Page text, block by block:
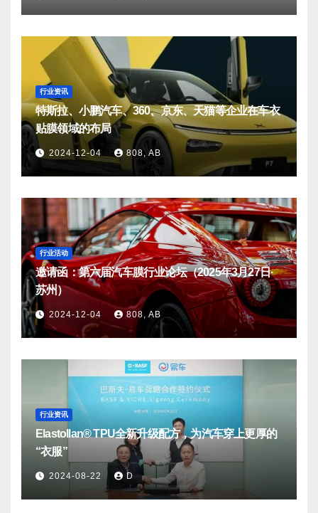
行业资讯
特斯拉、小鹏汽车、360、京东、天猫等企业在车衣
贴膜领域的布局
2024-12-04 808, AB
行业活动
邀请函：第六届汽车膜行业论坛（2025年3月27日·
苏州）
2024-12-04 808, AB
行业资讯
Elastollan® TPU全新升级配方，为汽车穿上更厚的
“衣服”
2024-08-22 D